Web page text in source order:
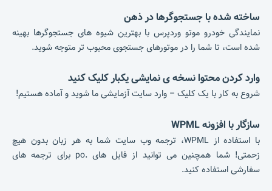
ساخته شده با جستجوگرها در ذهن
نمایندگی خودرو موتو وردپرس با بهترین شیوه های جستجوگرها بهینه
شده است، تا شما را در موتورهای جستجوی محبوب تر متوجه شوید.
وارد کردن محتوا نسخه ی نمایشی یکبار کلیک کنید
شروع به کار با یک کلیک – وارد سایت آزمایشی ما شوید و آماده هستیم!
سازگار با افزونه WPML
با استفاده از WPML، ترجمه وب سایت شما به هر زبان بدون هیچ
زحمتی!
شما همچنین می توانید از فایل های .po برای ترجمه های
سفارشی استفاده کنید.